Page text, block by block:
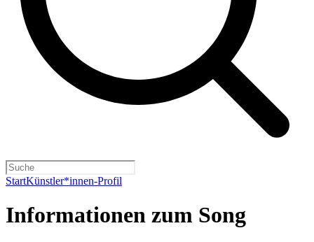
StartKünstler*innen-Profil
Informationen zum Song